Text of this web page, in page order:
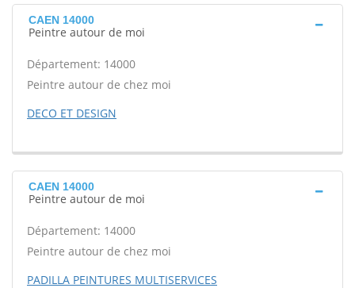
CAEN 14000
Peintre autour de moi
Département: 14000
Peintre autour de chez moi
DECO ET DESIGN
CAEN 14000
Peintre autour de moi
Département: 14000
Peintre autour de chez moi
PADILLA PEINTURES MULTISERVICES